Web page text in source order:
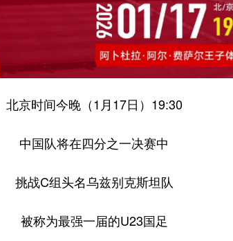
北京时间今晚（1月17日）19:30
中国队将在四分之一决赛中
挑战C组头名乌兹别克斯坦队
被称为最强一届的U23国足